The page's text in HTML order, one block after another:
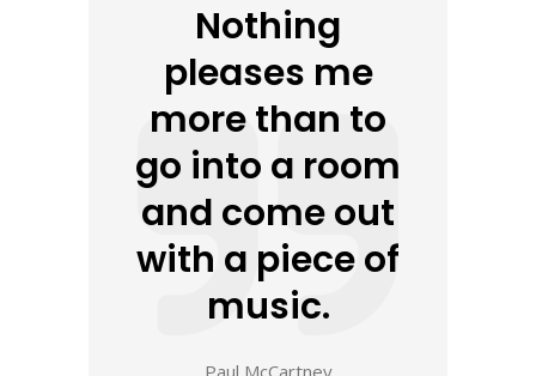
Nothing
pleases me
more than to
go into a room
and come out
with a piece of
music.
Paul McCartney